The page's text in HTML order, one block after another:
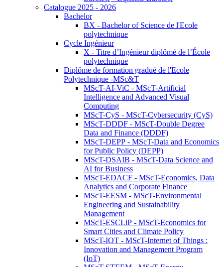
Catalogue 2025 - 2026
Bachelor
BX - Bachelor of Science de l'Ecole
polytechnique
Cycle Ingénieur
X - Titre d’Ingénieur diplômé de l’École
polytechnique
Diplôme de formation gradué de l'Ecole
Polytechnique -MSc&T
MScT-AI-ViC - MScT-Artificial
Intelligence and Advanced Visual
Computing
MScT-CyS - MScT-Cybersecurity (CyS)
MScT-DDDF - MScT-Double Degree
Data and Finance (DDDF)
MScT-DEPP - MScT-Data and Economics
for Public Policy (DEPP)
MScT-DSAIB - MScT-Data Science and
AI for Business
MScT-EDACF - MScT-Economics, Data
Analytics and Corporate Finance
MScT-EESM - MScT-Environmental
Engineering and Sustainability
Management
MScT-ESCLiP - MScT-Economics for
Smart Cities and Climate Policy
MScT-IOT - MScT-Internet of Things :
Innovation and Management Program
(IoT)